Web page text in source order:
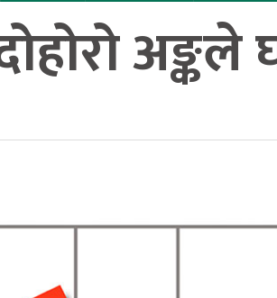
अङ्कले